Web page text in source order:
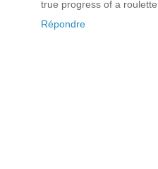
true progress of a roulette
Répondre